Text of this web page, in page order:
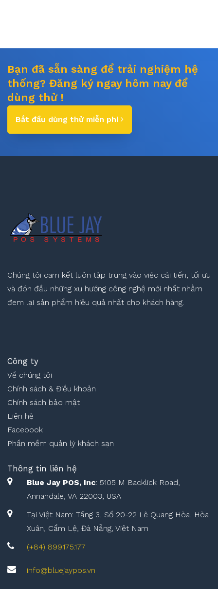
Bạn đã sẵn sàng để trải nghiệm hệ
thống? Đăng ký ngay hôm nay để
dùng thử !
Bắt đầu dùng thử miễn phí
Chúng tôi cam kết luôn tập trung vào việc cải tiến, tối ưu
và đón đầu những xu hướng công nghệ mới nhất nhằm
đem lại sản phẩm hiệu quả nhất cho khách hàng.
Công ty
Về chúng tôi
Chính sách & Điều khoản
Chính sách bảo mật
Liên hệ
Facebook
Phần mềm quản lý khách sạn
Thông tin liên hệ
Blue Jay POS, Inc: 5105 M Backlick Road,
Annandale, VA 22003, USA
Tại Việt Nam: Tầng 3, Số 20-22 Lê Quang Hòa, Hòa
Xuân, Cẩm Lệ, Đà Nẵng, Việt Nam
(+84) 899.175.177
info@bluejaypos.vn